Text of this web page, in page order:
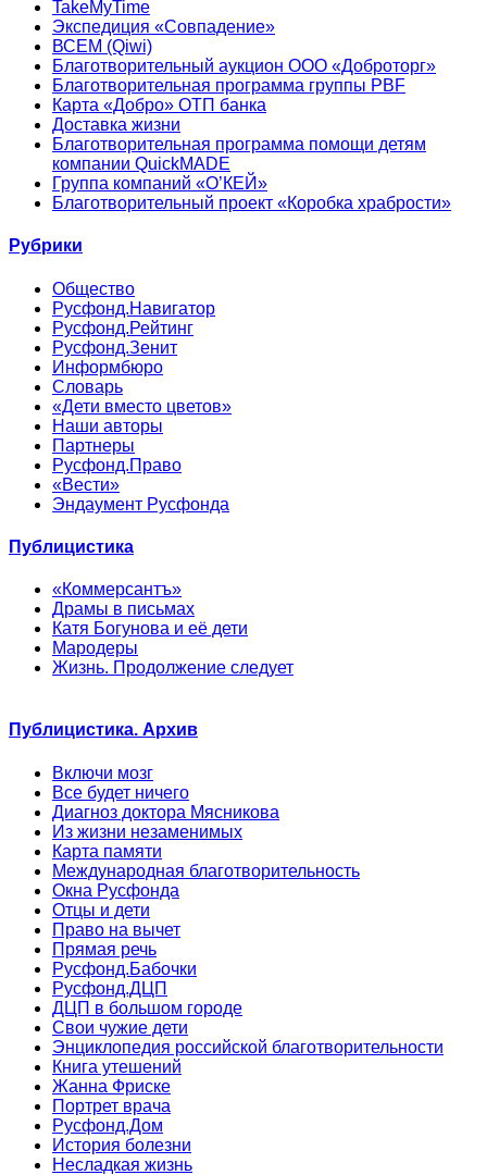
TakeMyTime
Экспедиция «Совпадение»
ВСЕМ (Qiwi)
Благотворительный аукцион ООО «Доброторг»
Благотворительная программа группы PBF
Карта «Добро» ОТП банка
Доставка жизни
Благотворительная программа помощи детям
компании QuickMADE
Группа компаний «О’КЕЙ»
Благотворительный проект «Коробка храбрости»
Рубрики
Общество
Русфонд.Навигатор
Русфонд.Рейтинг
Русфонд.Зенит
Информбюро
Словарь
«Дети вместо цветов»
Наши авторы
Партнеры
Русфонд.Право
«Вести»
Эндаумент Русфонда
Публицистика
«Коммерсантъ»
Драмы в письмах
Катя Богунова и её дети
Мародеры
Жизнь. Продолжение следует
Публицистика. Архив
Включи мозг
Все будет ничего
Диагноз доктора Мясникова
Из жизни незаменимых
Карта памяти
Международная благотворительность
Окна Русфонда
Отцы и дети
Право на вычет
Прямая речь
Русфонд.Бабочки
Русфонд.ДЦП
ДЦП в большом городе
Свои чужие дети
Энциклопедия российской благотворительности
Книга утешений
Жанна Фриске
Портрет врача
Русфонд.Дом
История болезни
Несладкая жизнь